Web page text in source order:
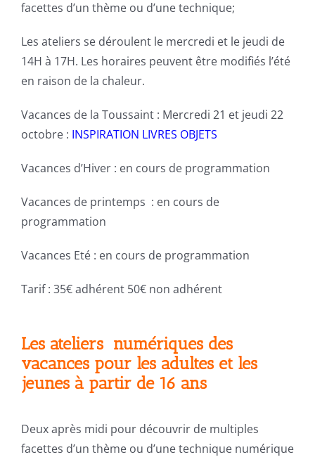
facettes d’un thème ou d’une technique;
Les ateliers se déroulent le mercredi et le jeudi de
14H à 17H. Les horaires peuvent être modifiés l’été
en raison de la chaleur.
Vacances de la Toussaint : Mercredi 21 et jeudi 22
octobre : INSPIRATION LIVRES OBJETS
Vacances d’Hiver : en cours de programmation
Vacances de printemps : en cours de
programmation
Vacances Eté : en cours de programmation
Tarif : 35€ adhérent 50€ non adhérent
Les ateliers numériques des
vacances pour les adultes et les
jeunes à partir de 16 ans
Deux après midi pour découvrir de multiples
facettes d’un thème ou d’une technique numérique